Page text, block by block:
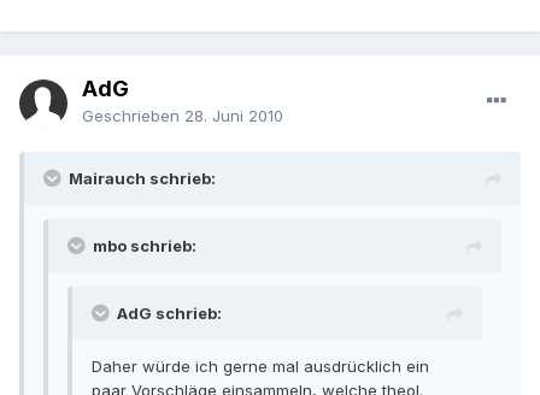
AdG
Geschrieben 28. Juni 2010
Mairauch schrieb:
mbo schrieb:
AdG schrieb:
Daher würde ich gerne mal ausdrücklich ein
paar Vorschläge einsammeln, welche theol.